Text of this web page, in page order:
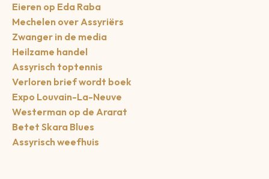
Eieren op Eda Raba
Mechelen over Assyriërs
Zwanger in de media
Heilzame handel
Assyrisch toptennis
Verloren brief wordt boek
Expo Louvain-La-Neuve
Westerman op de Ararat
Betet Skara Blues
Assyrisch weefhuis